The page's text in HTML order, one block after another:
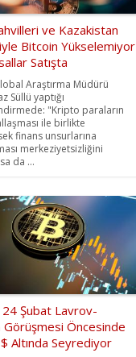
ve Kazakistan
Bitcoin Yükselemiyor
Satışta
Araştırma Müdürü
Süllü yaptığı
"Kripto paraların
ile birlikte
finans unsurlarına
merkeziyetsizliğini
da ...
Şubat Lavrov-
Görüşmesi Öncesinde
Altında Seyrediyor